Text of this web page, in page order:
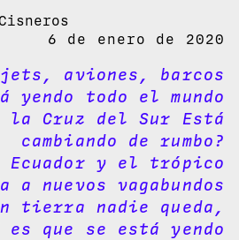
6 de enero de 2020
aviones, barcos
yendo todo el mundo
la Cruz del Sur Está
cambiando de rumbo?
Ecuador y el trópico
a nuevos vagabundos
tierra nadie queda,
es que se está yendo